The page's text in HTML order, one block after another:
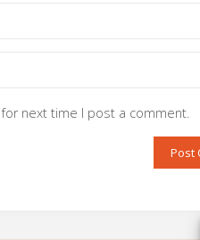
next time I post a comment.